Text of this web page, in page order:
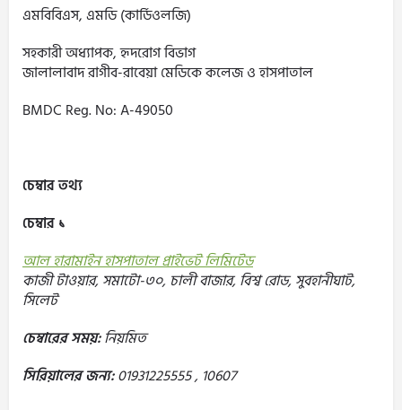
এমবিবিএস, এমডি (কার্ডিওলজি)
সহকারী অধ্যাপক, হৃদরোগ বিভাগ
জালালাবাদ রাগীব-রাবেয়া মেডিকে কলেজ ও হাসপাতাল
BMDC Reg. No: A-49050
চেম্বার তথ্য
চেম্বার ১
আল হারামাইন হাসপাতাল প্রাইভেট লিমিটেড
কাজী টাওয়ার, সমাটো-৩০, চালী বাজার, বিশ্ব রোড, সুবহানীঘাট,
সিলেট
চেম্বারের সময়:নিয়মিত
সিরিয়ালের জন্য:01931225555 , 10607